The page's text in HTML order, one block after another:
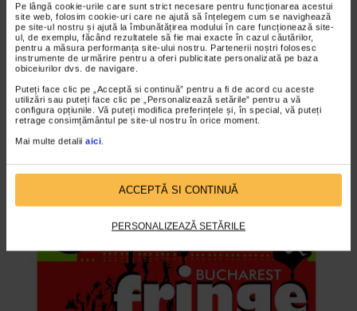
Pe lângă cookie-urile care sunt strict necesare pentru funcționarea acestui
site web, folosim cookie-uri care ne ajută să înțelegem cum se navighează
pe site-ul nostru și ajută la îmbunătățirea modului în care funcționează site-
ul, de exemplu, făcând rezultatele să fie mai exacte în cazul căutărilor,
pentru a măsura performanța site-ului nostru. Partenerii noștri folosesc
instrumente de urmărire pentru a oferi publicitate personalizată pe baza
obiceiurilor dvs. de navigare.
Puteți face clic pe „Acceptă si continuă” pentru a fi de acord cu aceste
utilizări sau puteți face clic pe „Personalizează setările” pentru a vă
configura opțiunile. Vă puteți modifica preferințele și, în special, vă puteți
retrage consimțământul pe site-ul nostru în orice moment.
Mai multe detalii aici
ACCEPTĂ SI CONTINUĂ
PERSONALIZEAZĂ SETĂRILE
ALTE MATERIALE
5 ani de cand Sibiul respira teatru
23/04/2015
Editia aniversara 25 de ore de teatru non-stop va avea loc la
Sibiu in 25-26 aprilie. Festivalul este organizat de o structura